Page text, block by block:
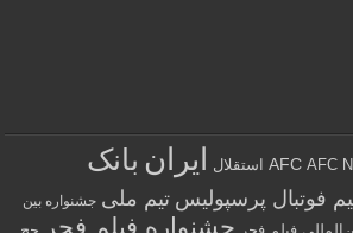
AFC AFC استقلال ایران بانک
فوتبال پرسپولیس تیم ملی جشنواره بین
جشنواره فیلم فجر